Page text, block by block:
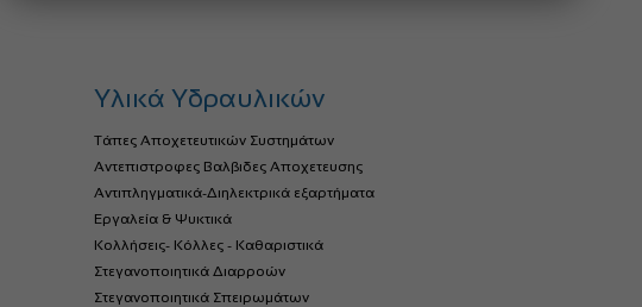
Υλικά Υδραυλικών
Τάπες Αποχετευτικών Συστημάτων
Αντεπιστροφες Βαλβιδες Αποχετευσης
Αντιπληγματικά-Διηλεκτρικά εξαρτήματα
Εργαλεία & Ψυκτικά
Κολλήσεις- Κόλλες - Καθαριστικά
Στεγανοποιητικά Διαρροών
Στεγανοποιητικά Σπειρωμάτων